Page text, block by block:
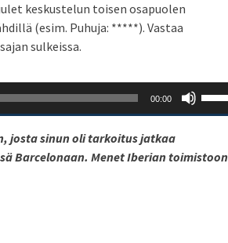
keskustelun toisen osapuolen
(esim. Puhuja: *****). Vastaa
sulkeissa.
00:00
to
josta sinun oli tarkoitus jatkaa
Barcelonaan. Menet Iberian toimistoon